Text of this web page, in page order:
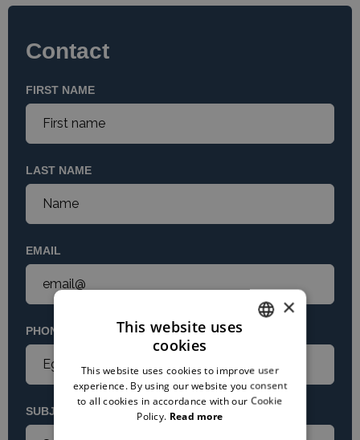
Contact
FIRST NAME
LAST NAME
EMAIL
PHONE
SUBJECT
ENGLISH
×
This website uses
cookies
This website uses cookies to improve user
experience. By using our website you consent
to all cookies in accordance with our Cookie
Policy. Read more